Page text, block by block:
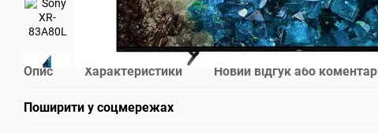
Опис Характеристики Новий відгук або коментар
Поширити у соцмережах